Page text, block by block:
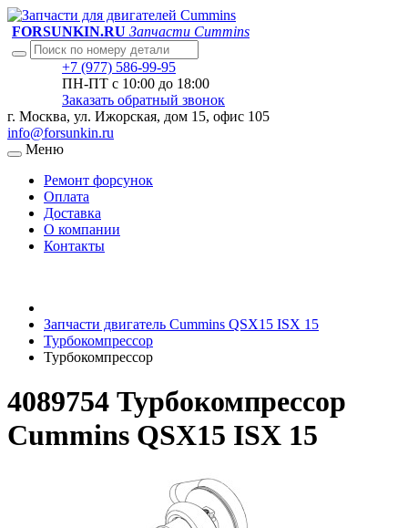
FORSUNKIN.RU Запчасти Cummins
+7 (977) 586-99-95
ПН-ПТ с 10:00 до 18:00
Заказать обратный звонок
г. Москва, ул. Ижорская, дом 15, офис 105
info@forsunkin.ru
Меню
Ремонт форсунок
Оплата
Доставка
О компании
Контакты
Запчасти двигатель Cummins QSX15 ISX 15
Турбокомпрессор
Турбокомпрессор
4089754 Турбокомпрессор
Cummins QSX15 ISX 15